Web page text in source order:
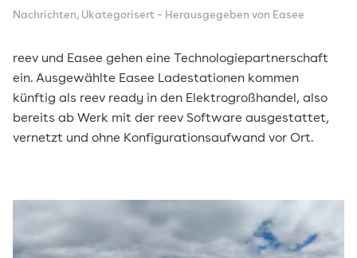
Nachrichten, Ukategorisert – Herausgegeben von Easee
reev und Easee gehen eine Technologiepartnerschaft
ein. Ausgewählte Easee Ladestationen kommen
künftig als reev ready in den Elektrogroßhandel, also
bereits ab Werk mit der reev Software ausgestattet,
vernetzt und ohne Konfigurationsaufwand vor Ort.